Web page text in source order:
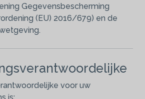
Gegevensbescherming
(EU) 2016/679) en de
voor uw